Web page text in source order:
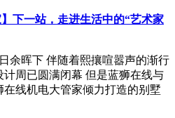
下一站，走进生活中的“艺术家
余晖下 伴随着熙攘喧嚣声的渐行
计周已圆满闭幕 但是蓝狮在线与
线机电大管家倾力打造的别墅